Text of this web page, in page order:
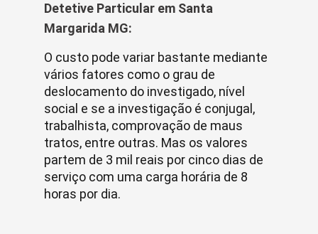
Detetive Particular em Santa
Margarida MG:
O custo pode variar bastante mediante
vários fatores como o grau de
deslocamento do investigado, nível
social e se a investigação é conjugal,
trabalhista, comprovação de maus
tratos, entre outras. Mas os valores
partem de 3 mil reais por cinco dias de
serviço com uma carga horária de 8
horas por dia.